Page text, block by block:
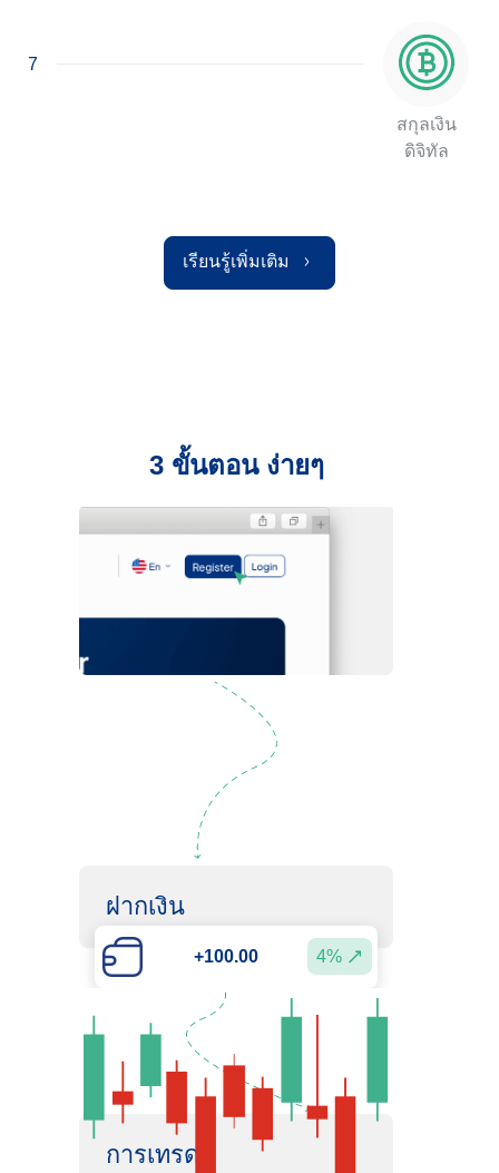
7
สกุลเงิน
ดิจิทัล
เรียนรู้เพิ่มเติม
3 ขั้นตอน ง่ายๆ
ลงทะเบียน
ฝากเงิน
+100.00 4%
การเทรด